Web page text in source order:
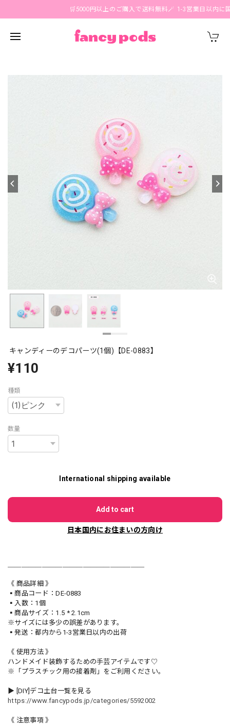
🛒5000円以上のご購入で送料無料🪄 1-3営業日以内に国
キャンディーのデコパーツ(1個)【DE-0883】
¥110
種類
数量
International shipping available
Add to cart
日本国内にお住まいの方向け
《 商品詳細 》
▪️商品コード：DE-0883
▪️入数：1個
▪️商品サイズ：1.5 * 2.1cm
※サイズには多少の誤差があります。
▪️発送：都内から1-3営業日以内の出荷
《 使用方法 》
ハンドメイド装飾するための手芸アイテムです♡
※「プラスチック用の接着剤」をご利用ください。
▶︎ [DIY]デコ土台一覧を見る
https://www.fancypods.jp/categories/5592002
《 注意事項 》